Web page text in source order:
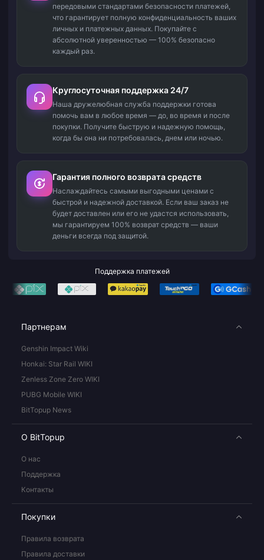
передовыми стандартами безопасности платежей,
что гарантирует полную конфиденциальность ваших
личных и платежных данных. Покупайте с
абсолютной уверенностью — 100% безопасно
каждый раз.
Круглосуточная поддержка 24/7
Наша дружелюбная служба поддержки готова
помочь вам в любое время — до, во время и после
покупки. Получите быструю и надежную помощь,
когда бы она ни потребовалась, днем или ночью.
Гарантия полного возврата средств
Наслаждайтесь самыми выгодными ценами с
быстрой и надежной доставкой. Если ваш заказ не
будет доставлен или его не удастся использовать,
мы гарантируем 100% возврат средств — ваши
деньги всегда под защитой.
Поддержка платежей
Партнерам
Genshin Impact Wiki
Honkai: Star Rail WIKI
Zenless Zone Zero WIKI
PUBG Mobile WIKI
BitTopup News
О BitTopup
О нас
Поддержка
Контакты
Покупки
Правила возврата
Правила доставки